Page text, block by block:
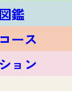
ものマップ
フォーム
鑑
ース
ョン